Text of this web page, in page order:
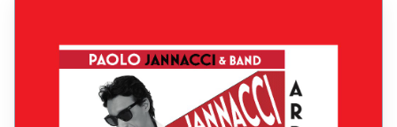
MOSTRE
PALAZZO DELLE MUSE